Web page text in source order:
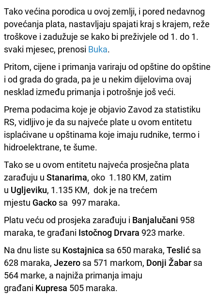
Tako većina porodica u ovoj zemlji, i pored nedavnog
povećanja plata, nastavljaju spajati kraj s krajem, reže
troškove i zadužuje se kako bi preživjele od 1. do 1.
svaki mjesec, prenosi Buka.
Pritom, cijene i primanja variraju od opštine do opštine
i od grada do grada, pa je u nekim dijelovima ovaj
nesklad između primanja i potrošnje još veći.
Prema podacima koje je objavio Zavod za statistiku
RS, vidljivo je da su najveće plate u ovom entitetu
isplaćivane u opštinama koje imaju rudnike, termo i
hidroelektrane, te šume.
Tako se u ovom entitetu najveća prosječna plata
zarađuju u Stanarima, oko 1.180 KM, zatim
u Ugljeviku, 1.135 KM, dok je na trećem
mjestu Gacko sa 997 maraka.
Platu veću od prosjeka zarađuju i Banjalučani 958
maraka, te građani Istočnog Drvara 923 marke.
Na dnu liste su Kostajnica sa 650 maraka, Teslić sa
628 maraka, Jezero sa 571 markom, Donji Žabar sa
564 marke, a najniža primanja imaju
građani Kupresa 505 maraka.